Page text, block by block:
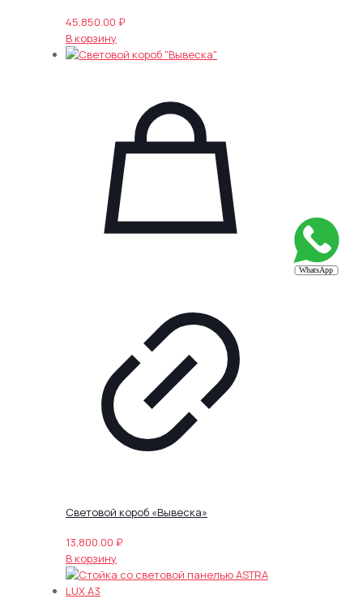
45,850.00 ₽
В корзину
Световой короб «Вывеска»
13,800.00 ₽
В корзину